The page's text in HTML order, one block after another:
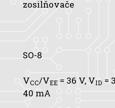
zosilňovače
SO-8
VCC/VEE = 36 V, VID =
40 mA